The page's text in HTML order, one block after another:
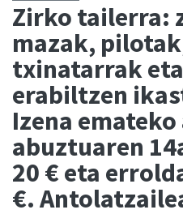
Zirko tailerra:
mazak,
txinatarrak
erabiltzen
Izena
abuztuaren
20 € eta
€.